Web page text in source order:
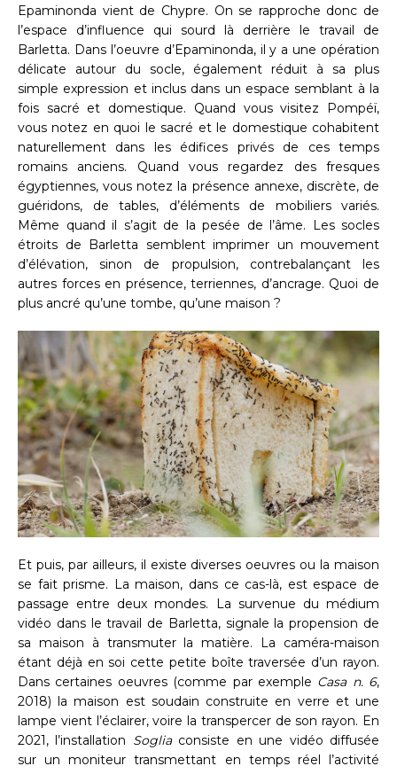
Epaminonda vient de Chypre. On se rapproche donc de
l’espace d’influence qui sourd là derrière le travail de
Barletta. Dans l’oeuvre d’Epaminonda, il y a une opération
délicate autour du socle, également réduit à sa plus
simple expression et inclus dans un espace semblant à la
fois sacré et domestique. Quand vous visitez Pompéï,
vous notez en quoi le sacré et le domestique cohabitent
naturellement dans les édifices privés de ces temps
romains anciens. Quand vous regardez des fresques
égyptiennes, vous notez la présence annexe, discrète, de
guéridons, de tables, d’éléments de mobiliers variés.
Même quand il s’agit de la pesée de l’âme. Les socles
étroits de Barletta semblent imprimer un mouvement
d’élévation, sinon de propulsion, contrebalançant les
autres forces en présence, terriennes, d’ancrage. Quoi de
plus ancré qu’une tombe, qu’une maison ?
Et puis, par ailleurs, il existe diverses oeuvres ou la maison
se fait prisme. La maison, dans ce cas-là, est espace de
passage entre deux mondes. La survenue du médium
vidéo dans le travail de Barletta, signale la propension de
sa maison à transmuter la matière. La caméra-maison
étant déjà en soi cette petite boîte traversée d’un rayon.
Dans certaines oeuvres (comme par exemple Casa n. 6,
2018) la maison est soudain construite en verre et une
lampe vient l’éclairer, voire la transpercer de son rayon. En
2021, l’installation Soglia consiste en une vidéo diffusée
sur un moniteur transmettant en temps réel l’activité